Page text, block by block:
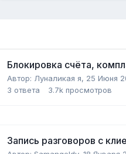
Блокировка счёта,
Автор: Луналикая я, 25 Июня
3 ответа 3.7k просмотров
Запись разговоров с